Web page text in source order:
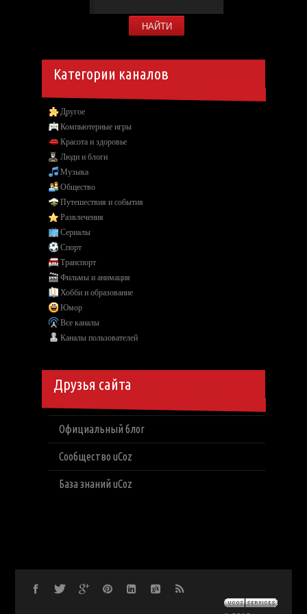
Категории каналов
Другое
Компьютерные игры
Красота и здоровье
Люди и блоги
Музыка
Общество
Путешествия и события
Развлечения
Сериалы
Спорт
Транспорт
Фильмы и анимация
Хобби и образование
Юмор
Все каналы
Каналы пользователей
Друзья сайта
Официальный блог
Сообщество uCoz
База знаний uCoz